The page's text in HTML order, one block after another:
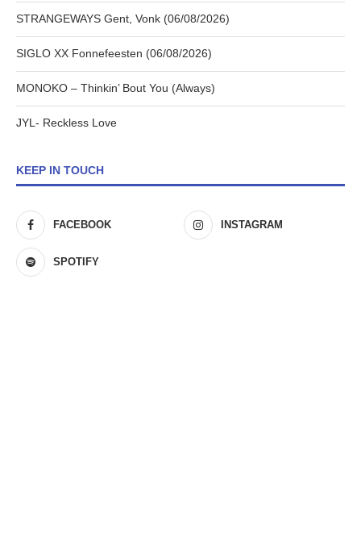
STRANGEWAYS Gent, Vonk (06/08/2026)
SIGLO XX Fonnefeesten (06/08/2026)
MONOKO – Thinkin’ Bout You (Always)
JYL- Reckless Love
KEEP IN TOUCH
FACEBOOK INSTAGRAM
SPOTIFY